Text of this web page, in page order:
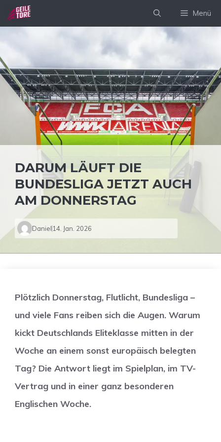
Zum
Inhalt
Menü
DARUM LÄUFT DIE
BUNDESLIGA JETZT AUCH
AM DONNERSTAG
Daniel 14. Jan. 2026
Plötzlich Donnerstag, Flutlicht, Bundesliga –
und viele Fans reiben sich die Augen. Warum
kickt Deutschlands Eliteklasse mitten in der
Woche an einem sonst europäisch belegten
Tag? Die Antwort liegt im Spielplan, im TV-
Vertrag und in einer ganz besonderen
Englischen Woche.